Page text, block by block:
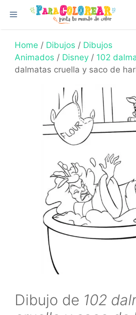
content
Menu
Home / Dibujos / Dibujos
Animados / Disney / 102
dalmatas cruella y saco de
Dibujo de 102